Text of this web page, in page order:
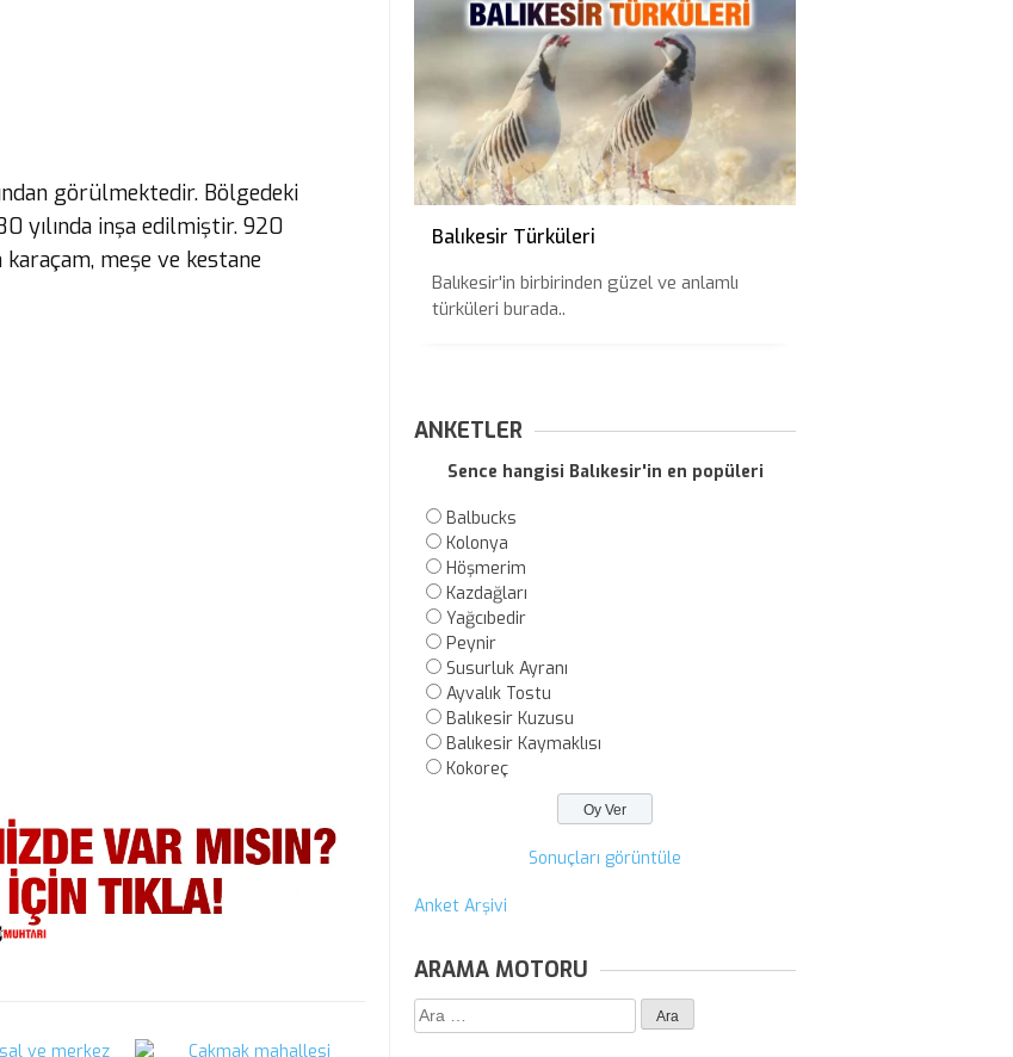
görülmektedir. Bölgedeki
yılında inşa edilmiştir. 920
meşe ve kestane
Balıkesir Türküleri
Balıkesir'in birbirinden güzel ve anlamlı
türküleri burada..
ANKETLER
Sence hangisi Balıkesir'in en popüleri
Balbucks
Kolonya
Höşmerim
Kazdağları
Yağcıbedir
Peynir
Susurluk Ayranı
Ayvalık Tostu
Balıkesir Kuzusu
Balıkesir Kaymaklısı
Kokoreç
Sonuçları görüntüle
Anket Arşivi
ARAMA MOTORU
Arama: